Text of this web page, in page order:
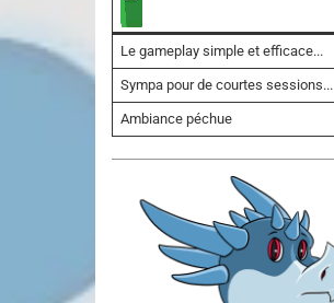
Le gameplay simple et efficace...
Sympa pour de courtes sessions...
Ambiance péchue